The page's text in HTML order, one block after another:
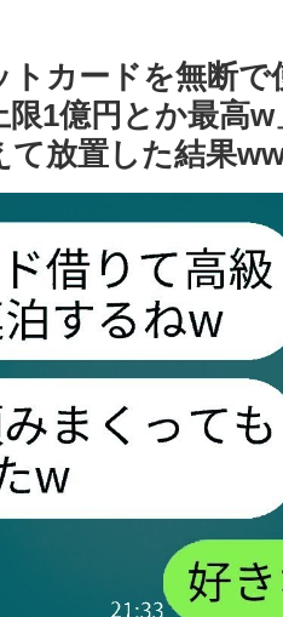
カードを無断
限1億円とか最高
て放置した結果